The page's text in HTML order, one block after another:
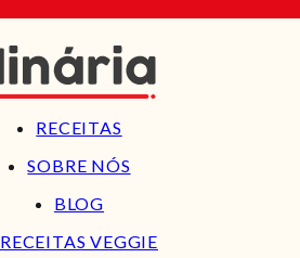
RECEITAS
SOBRE NÓS
BLOG
RECEITAS VEGGIE